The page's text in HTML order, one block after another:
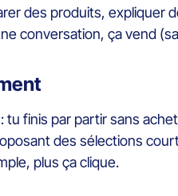
des produits, expliquer
conversation, ça vend
finis par partir sans
des sélections
plus ça clique.